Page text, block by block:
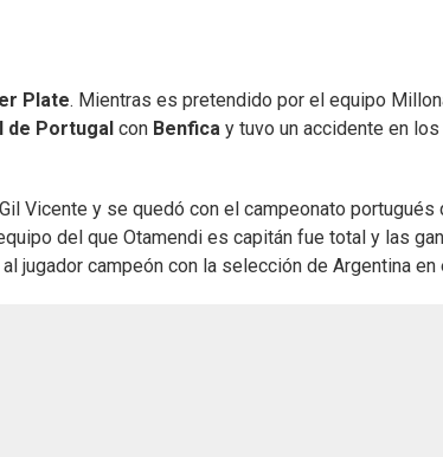
Plate. Mientras es pretendido por el equipo
de Portugal con Benfica y tuvo un accidente en
Vicente y se quedó con el campeonato
del que Otamendi es capitán fue total y las
jugador campeón con la selección de Argentina en